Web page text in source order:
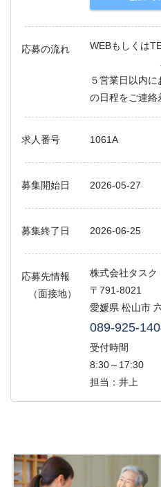
応募の流れ
WEBもしくは
５営業日以内
の日程をご連絡
求人番号 1061A
募集開始日 2026-05-27
募集終了日 2026-06-25
応募先情報
（面接地）
株式会社タスク
〒791-8021
愛媛県 松山市
089-925-
受付時間
8:30～17:30
担当：井上